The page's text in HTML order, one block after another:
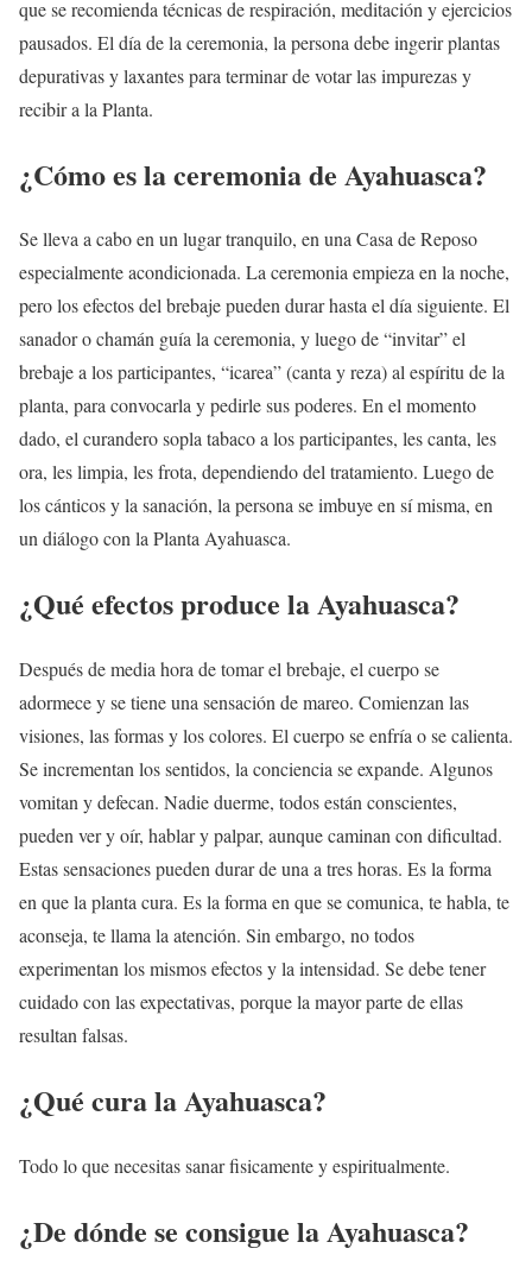
que se recomienda técnicas de respiración, meditación y ejercicios
pausados. El día de la ceremonia, la persona debe ingerir plantas
depurativas y laxantes para terminar de votar las impurezas y
recibir a la Planta.
¿Cómo es la ceremonia de Ayahuasca?
Se lleva a cabo en un lugar tranquilo, en una Casa de Reposo
especialmente acondicionada. La ceremonia empieza en la noche,
pero los efectos del brebaje pueden durar hasta el día siguiente. El
sanador o chamán guía la ceremonia, y luego de “invitar” el
brebaje a los participantes, “icarea” (canta y reza) al espíritu de la
planta, para convocarla y pedirle sus poderes. En el momento
dado, el curandero sopla tabaco a los participantes, les canta, les
ora, les limpia, les frota, dependiendo del tratamiento. Luego de
los cánticos y la sanación, la persona se imbuye en sí misma, en
un diálogo con la Planta Ayahuasca.
¿Qué efectos produce la Ayahuasca?
Después de media hora de tomar el brebaje, el cuerpo se
adormece y se tiene una sensación de mareo. Comienzan las
visiones, las formas y los colores. El cuerpo se enfría o se calienta.
Se incrementan los sentidos, la conciencia se expande. Algunos
vomitan y defecan. Nadie duerme, todos están conscientes,
pueden ver y oír, hablar y palpar, aunque caminan con dificultad.
Estas sensaciones pueden durar de una a tres horas. Es la forma
en que la planta cura. Es la forma en que se comunica, te habla, te
aconseja, te llama la atención. Sin embargo, no todos
experimentan los mismos efectos y la intensidad. Se debe tener
cuidado con las expectativas, porque la mayor parte de ellas
resultan falsas.
¿Qué cura la Ayahuasca?
Todo lo que necesitas sanar fisicamente y espiritualmente.
¿De dónde se consigue la Ayahuasca?